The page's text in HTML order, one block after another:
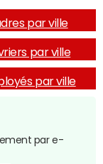
par ville
par ville
par ville
par e-